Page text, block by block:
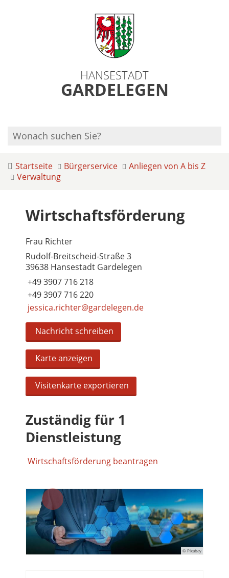
HANSESTADT
GARDELEGEN
Startseite Bürgerservice
Anliegen von A bis Z
Verwaltung
Wirtschaftsförderung
Frau Richter
Rudolf-Breitscheid-Straße 3
39638 Hansestadt Gardelegen
+49 3907 716 218
+49 3907 716 220
jessica.richter@gardelegen.de
Nachricht schreiben
Karte anzeigen
Visitenkarte exportieren
Zuständig für 1
Dienstleistung
Wirtschaftsförderung beantragen
© Pixabay